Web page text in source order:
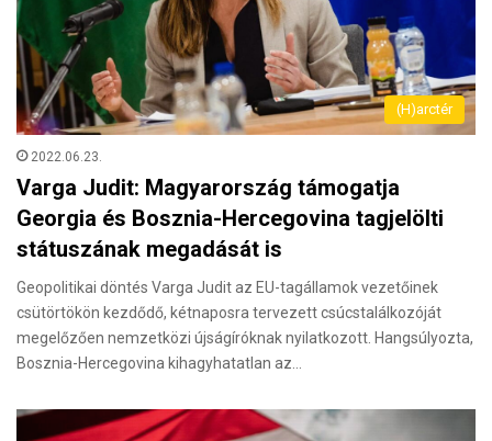
(H)arctér
2022.06.23.
Varga Judit: Magyarország támogatja
Georgia és Bosznia-Hercegovina tagjelölti
státuszának megadását is
Geopolitikai döntés Varga Judit az EU-tagállamok vezetőinek
csütörtökön kezdődő, kétnaposra tervezett csúcstalálkozóját
megelőzően nemzetközi újságíróknak nyilatkozott. Hangsúlyozta,
Bosznia-Hercegovina kihagyhatatlan az…